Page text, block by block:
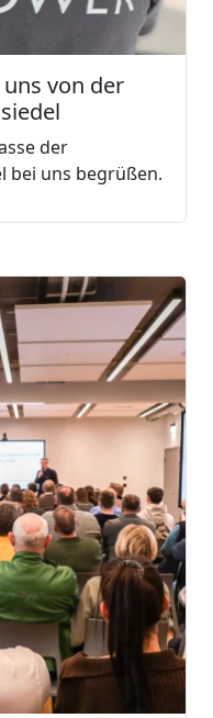
von der
der
bei uns begrüßen.